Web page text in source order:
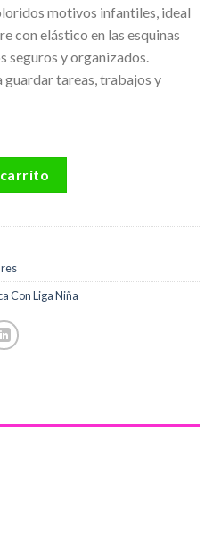
motivos infantiles, ideal
con elástico en las esquinas
seguros y organizados.
tareas, trabajos y
Con Liga Niña